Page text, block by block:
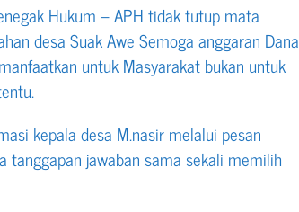
Hukum – APH tidak tutup mata
desa Suak Awe Semoga anggaran Dana
untuk Masyarakat bukan untuk
kepala desa M.nasir melalui pesan
tanggapan jawaban sama sekali memilih